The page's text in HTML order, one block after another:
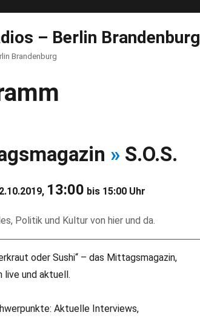
– Berlin Brandenburg
Brandenburg
» S.O.S.
13:00 bis 15:00 Uhr
Politik und Kultur von hier und da.
oder Sushi“ – das Mittagsmagazin,
live und aktuell.
Aktuelle Interviews,